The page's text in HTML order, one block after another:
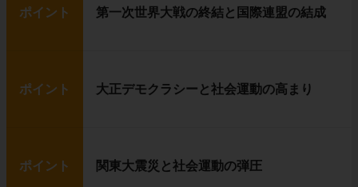
ポイント 第一次世界大戦の終結と国際連盟の結成
ポイント 大正デモクラシーと社会運動の高まり
ポイント 関東大震災と社会運動の弾圧